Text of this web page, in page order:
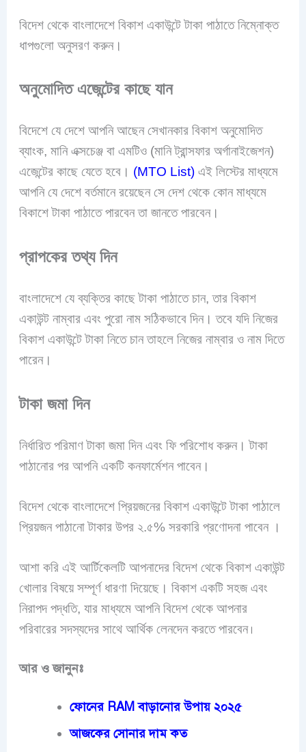
বিদেশ থেকে বাংলাদেশে বিকাশ একাউন্টে টাকা পাঠাতে নিম্নোক্ত
ধাপগুলো অনুসরণ করুন।
অনুমোদিত এজেন্টের কাছে যান
বিদেশে যে দেশে আপনি আছেন সেখানকার বিকাশ অনুমোদিত
ব্যাংক, মানি এক্সচেঞ্জ বা এমটিও (মানি ট্রান্সফার অর্গানাইজেশন)
এজেন্টের কাছে যেতে হবে। (MTO List) এই লিস্টের মাধ্যমে
আপনি যে দেশে বর্তমানে রয়েছেন সে দেশ থেকে কোন মাধ্যমে
বিকাশে টাকা পাঠাতে পারবেন তা জানতে পারবেন।
প্রাপকের তথ্য দিন
বাংলাদেশে যে ব্যক্তির কাছে টাকা পাঠাতে চান, তার বিকাশ
একাউন্ট নাম্বার এবং পুরো নাম সঠিকভাবে দিন। তবে যদি নিজের
বিকাশ একাউন্টে টাকা নিতে চান তাহলে নিজের নাম্বার ও নাম দিতে
পারেন।
টাকা জমা দিন
নির্ধারিত পরিমাণ টাকা জমা দিন এবং ফি পরিশোধ করুন। টাকা
পাঠানোর পর আপনি একটি কনফার্মেশন পাবেন।
বিদেশ থেকে বাংলাদেশে প্রিয়জনের বিকাশ একাউন্টে টাকা পাঠালে
প্রিয়জন পাঠানো টাকার উপর ২.৫% সরকারি প্রণোদনা পাবেন ।
আশা করি এই আর্টিকেলটি আপনাদের বিদেশ থেকে বিকাশ একাউন্ট
খোলার বিষয়ে সম্পূর্ণ ধারণা দিয়েছে। বিকাশ একটি সহজ এবং
নিরাপদ পদ্ধতি, যার মাধ্যমে আপনি বিদেশ থেকে আপনার
পরিবারের সদস্যদের সাথে আর্থিক লেনদেন করতে পারবেন।
আর ও জানুনঃ
ফোনের RAM বাড়ানোর উপায় ২০২৫
আজকের সোনার দাম কত